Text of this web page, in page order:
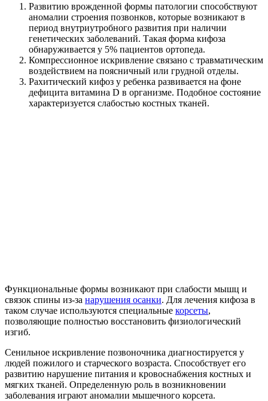
Развитию врожденной формы патологии способствуют
аномалии строения позвонков, которые возникают в
период внутриутробного развития при наличии
генетических заболеваний. Такая форма кифоза
обнаруживается у 5% пациентов ортопеда.
Компрессионное искривление связано с травматическим
воздействием на поясничный или грудной отделы.
Рахитический кифоз у ребенка развивается на фоне
дефицита витамина D в организме. Подобное состояние
характеризуется слабостью костных тканей.
Функциональные формы возникают при слабости мышц и
связок спины из-за нарушения осанки. Для лечения кифоза в
таком случае используются специальные корсеты,
позволяющие полностью восстановить физиологический
изгиб.
Сенильное искривление позвоночника диагностируется у
людей пожилого и старческого возраста. Способствует его
развитию нарушение питания и кровоснабжения костных и
мягких тканей. Определенную роль в возникновении
заболевания играют аномалии мышечного корсета.